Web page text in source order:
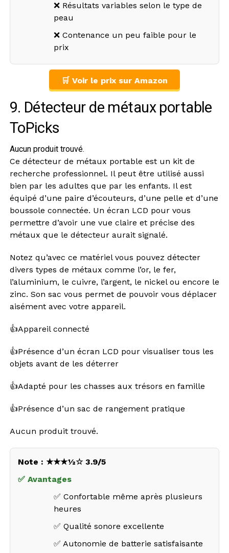
❌ Résultats variables selon le type de
peau
❌ Contenance un peu faible pour le
prix
🛒 Voir le prix sur Amazon
9. Détecteur de métaux portable
ToPicks
Aucun produit trouvé.
Ce détecteur de métaux portable est un kit de
recherche professionnel. Il peut être utilisé aussi
bien par les adultes que par les enfants. Il est
équipé d’une paire d’écouteurs, d’une pelle et d’une
boussole connectée. Un écran LCD pour vous
permettre d’avoir une vue claire et précise des
métaux que le détecteur aurait signalé.
Notez qu’avec ce matériel vous pouvez détecter
divers types de métaux comme l’or, le fer,
l’aluminium, le cuivre, l’argent, le nickel ou encore le
zinc. Son sac vous permet de pouvoir vous déplacer
aisément avec votre appareil.
👍Appareil connecté
👍Présence d’un écran LCD pour visualiser tous les
objets avant de les déterrer
👍Adapté pour les chasses aux trésors en famille
👍Présence d’un sac de rangement pratique
Aucun produit trouvé.
Note : ★★★½☆ 3.9/5
✅ Avantages
✅ Confortable même après plusieurs
heures
✅ Qualité sonore excellente
✅ Autonomie de batterie satisfaisante